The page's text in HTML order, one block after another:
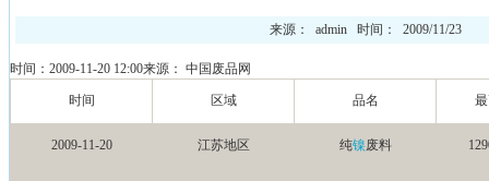
来源： admin 时间： 2009/11/23
时间：2009-11-20 12:00来源： 中国废品网
时间 区域 品名
2009-11-20 江苏地区 纯镍废料